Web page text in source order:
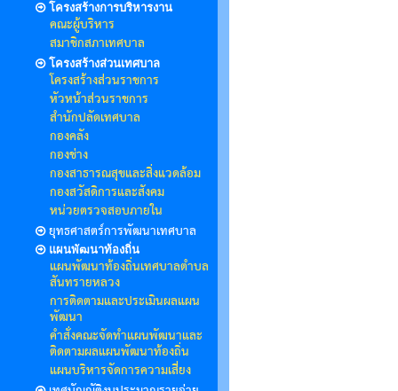
โครงสร้างการบริหารงาน
คณะผู้บริหาร
สมาชิกสภาเทศบาล
โครงสร้างส่วนเทศบาล
โครงสร้างส่วนราชการ
หัวหน้าส่วนราชการ
สำนักปลัดเทศบาล
กองคลัง
กองช่าง
กองสาธารณสุขและสิ่งแวดล้อม
กองสวัสดิการและสังคม
หน่วยตรวจสอบภายใน
ยุทธศาสตร์การพัฒนาเทศบาล
แผนพัฒนาท้องถิ่น
แผนพัฒนาท้องถิ่นเทศบาลตำบล
สันทรายหลวง
การติดตามและประเมินผลแผน
พัฒนา
คำสั่งคณะจัดทำแผนพัฒนาและ
ติดตามผลแผนพัฒนาท้องถิ่น
แผนบริหารจัดการความเสี่ยง